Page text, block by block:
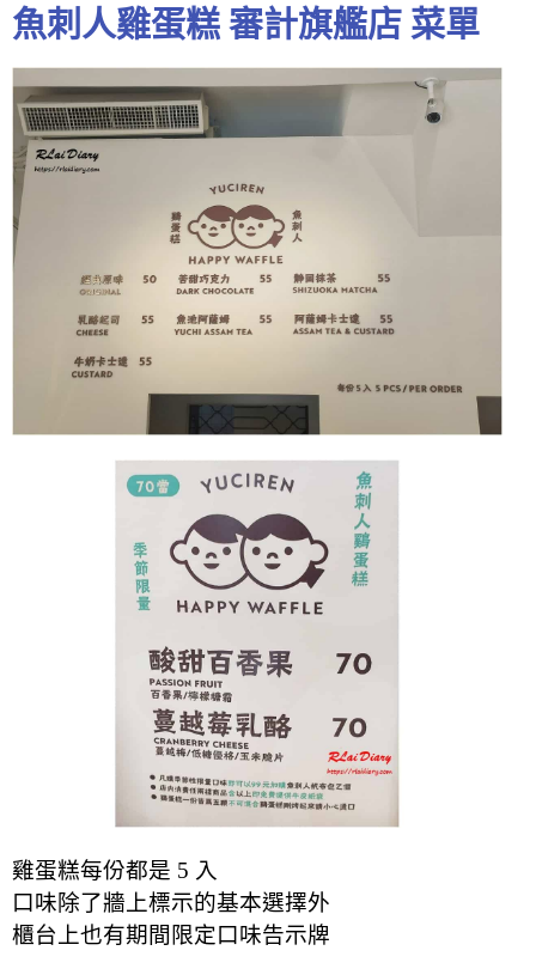
魚刺人雞蛋糕 審計旗艦店 菜單
雞蛋糕每份都是 5 入
口味除了牆上標示的基本選擇外
櫃台上也有期間限定口味告示牌